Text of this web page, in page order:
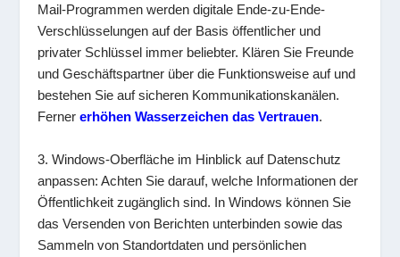
Mail-Programmen werden digitale Ende-zu-Ende-
Verschlüsselungen auf der Basis öffentlicher und
privater Schlüssel immer beliebter. Klären Sie Freunde
und Geschäftspartner über die Funktionsweise auf und
bestehen Sie auf sicheren Kommunikationskanälen.
Fernererhöhen Wasserzeichen das Vertrauen.
3. Windows-Oberfläche im Hinblick auf Datenschutz
anpassen: Achten Sie darauf, welche Informationen der
Öffentlichkeit zugänglich sind. In Windows können Sie
das Versenden von Berichten unterbinden sowie das
Sammeln von Standortdaten und persönlichen